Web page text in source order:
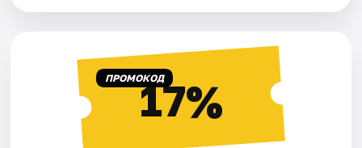
ПРОМОКОД17%